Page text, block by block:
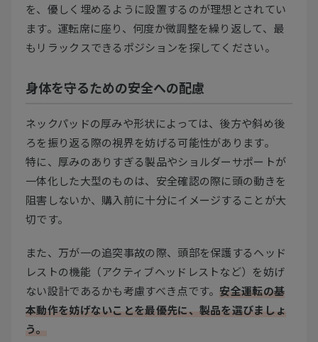
を、優しく埋めるように設置するのが理想とされてい
ます。運転席に座り、何度か微調整を繰り返して、最
もリラックスできるポジションを探してください。
身体を守るための安全への配慮
ネックパッドの厚みや形状によっては、後方や斜め後
ろを振り返る際の視界を妨げる可能性があります。
特に、厚みのありすぎる製品やショルダーサポートが
一体化した大型のものは、安全確認の際に頭の動きを
阻害しないか、購入前に十分にイメージすることが大
切です。
また、万が一の追突事故の際、頭部を保護するヘッド
レストの機能（アクティブヘッドレストなど）を妨げ
ない設計であるかも考慮すべき点です。 安全運転の基
本動作を妨げないことを最優先に、製品を選びましょ
う。